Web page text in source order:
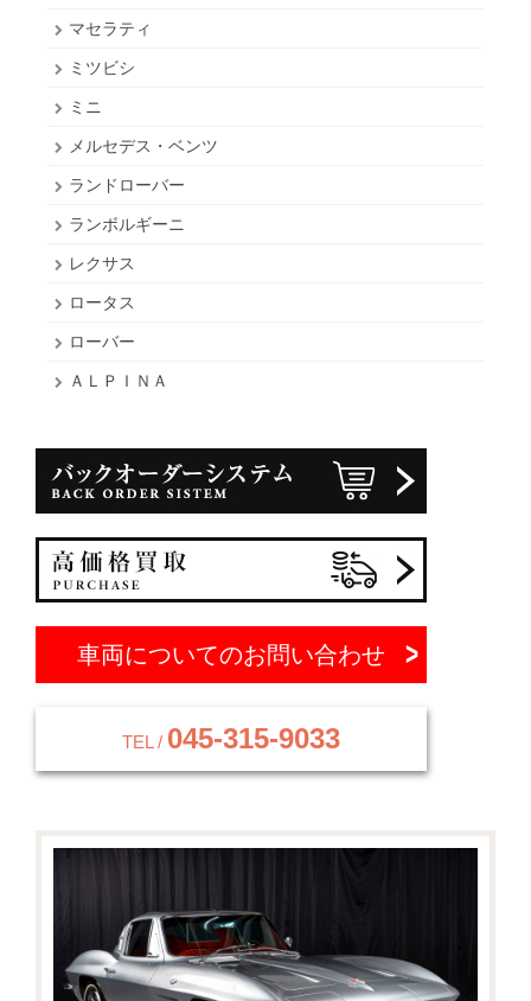
マセラティ
ミツビシ
ミニ
メルセデス・ベンツ
ランドローバー
ランボルギーニ
レクサス
ロータス
ローバー
ＡＬＰＩＮＡ
車両についてのお問い合わせ
TEL / 045-315-9033